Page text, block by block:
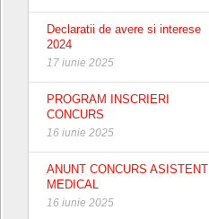
Declaratii de avere si interese
2024
17 iunie 2025
PROGRAM INSCRIERI
CONCURS
16 iunie 2025
ANUNT CONCURS ASISTENT
MEDICAL
16 iunie 2025